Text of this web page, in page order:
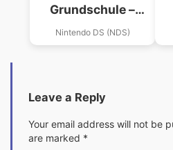
Grundschule –
Englisch – Der
Vokabeltrainer
Nintendo DS (NDS)
Leave a Reply
Your email address will not be
are marked *